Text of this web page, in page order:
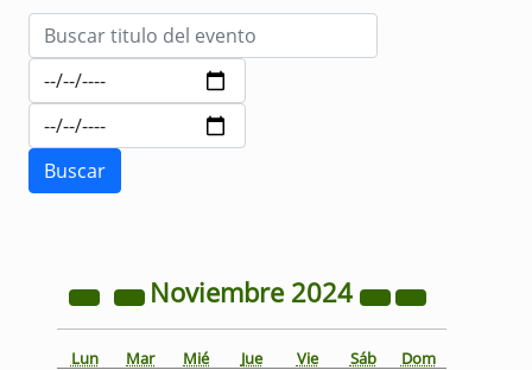
Noviembre 2024
Lun Mar Mié Jue Vie Sáb Dom